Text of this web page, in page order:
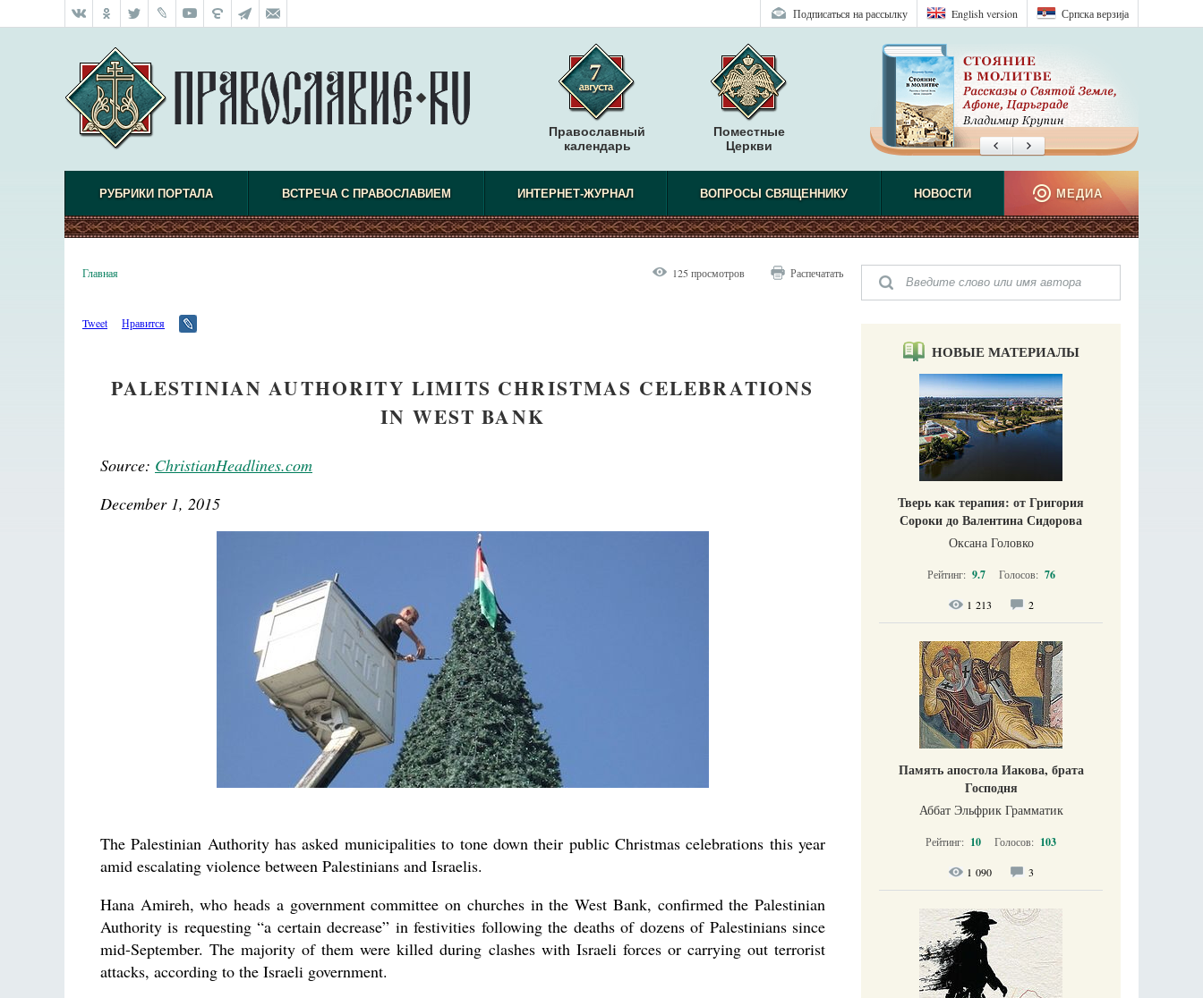
Српска верзиjа
English version
Подписаться на рассылку
Православный
календарь
Поместные
Церкви
РУБРИКИ ПОРТАЛА ВСТРЕЧА С ПРАВОСЛАВИЕМ ИНТЕРНЕТ-ЖУРНАЛ ВОПРОСЫ СВЯЩЕННИКУ НОВОСТИ МЕДИА
Главная 125 просмотров Распечатать
Tweet Нравится
PALESTINIAN AUTHORITY LIMITS CHRISTMAS CELEBRATIONS
IN WEST BANK
Source: ChristianHeadlines.com
December 1, 2015
The Palestinian Authority has asked municipalities to tone down their public Christmas celebrations this year
amid escalating violence between Palestinians and Israelis.
Hana Amireh, who heads a government committee on churches in the West Bank, confirmed the Palestinian
Authority is requesting “a certain decrease” in festivities following the deaths of dozens of Palestinians since
mid-September. The majority of them were killed during clashes with Israeli forces or carrying out terrorist
attacks, according to the Israeli government.
НОВЫЕ МАТЕРИАЛЫ
Тверь как терапия: от Григория
Сороки до Валентина Сидорова
Оксана Головко
Рейтинг: 9.7 Голосов: 76
1 213 2
Память апостола Иакова, брата
Господня
Аббат Эльфрик Грамматик
Рейтинг: 10 Голосов: 103
1 090 3